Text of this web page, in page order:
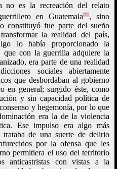
no es la recreación del relato
en Guatemalaiii, sino
constituyó fue parte del sueño
la realidad del país,
lo había proporcionado la
que con la guerrilla adquiere la
era parte de una realidad
sociales abiertamente
que desbordaban al gobierno
en general; surgido éste, como
y sin capacidad política de
y hegemonía, por lo que
era la de la violencia
Ese impulso era algo más
de una suerte de delirio
por la ofensa que les
permitiera el uso del territorio
anticastristas con vistas a la